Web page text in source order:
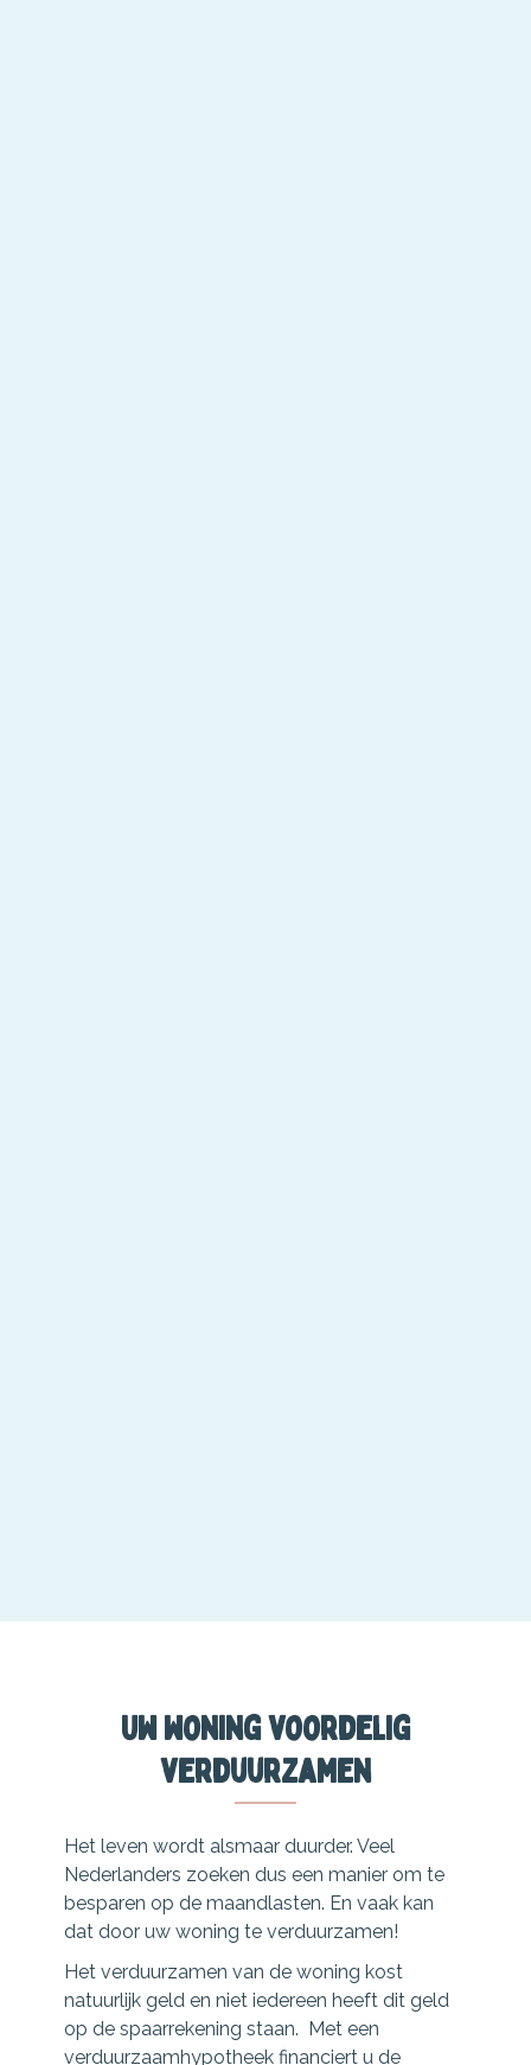
Uw woning voordelig
verduurzamen
Het leven wordt alsmaar duurder. Veel
Nederlanders zoeken dus een manier om te
besparen op de maandlasten. En vaak kan
dat door uw woning te verduurzamen!
Het verduurzamen van de woning kost
natuurlijk geld en niet iedereen heeft dit geld
op de spaarrekening staan. Met een
verduurzaamhypotheek financiert u de